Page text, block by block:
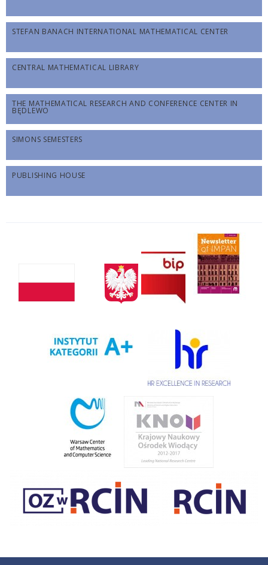
STEFAN BANACH INTERNATIONAL MATHEMATICAL CENTER
CENTRAL MATHEMATICAL LIBRARY
THE MATHEMATICAL RESEARCH AND CONFERENCE CENTER IN
BĘDLEWO
SIMONS SEMESTERS
PUBLISHING HOUSE